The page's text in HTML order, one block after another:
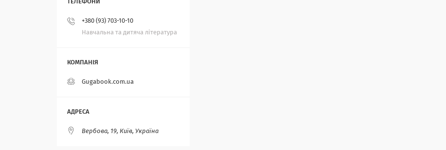
+380 (93) 703-10-10
Навчальна та дитяча література
Gugabook.com.ua
Вербова, 19, Київ, Україна